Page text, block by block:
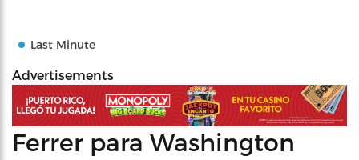
Last Minute
Advertisements
Ferrer para Washington